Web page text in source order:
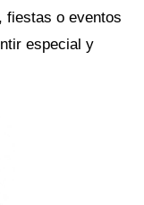
fiestas o eventos
especial y